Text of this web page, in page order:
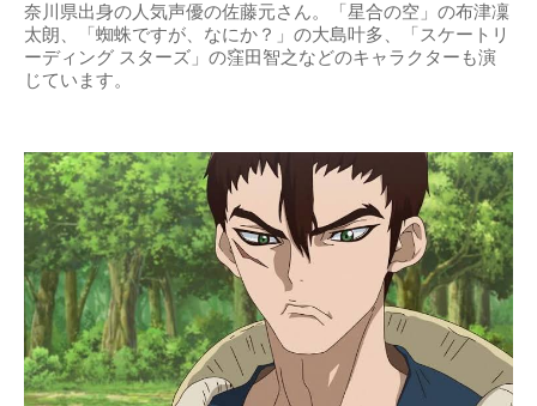
奈川県出身の人気声優の佐藤元さん。「星合の空」の布津凜
太朗、「蜘蛛ですが、なにか？」の大島叶多、「スケートリ
ーディング スターズ」の窪田智之などのキャラクターも演
じています。